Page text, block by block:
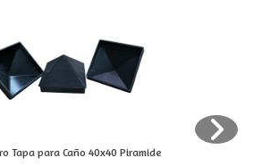
Tapa para Caño 40x40 Piramide